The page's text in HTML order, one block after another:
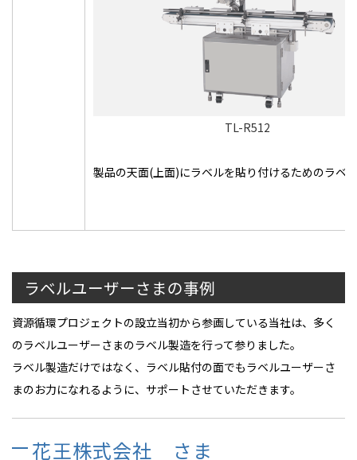
TL-R512
製品の天面(上面)にラベルを貼り付けるためのラベ
ラベルユーザーさまの事例
資源循環プロジェクトの設立当初から参画している当社は、多く
のラベルユーザーさまのラベル製造を行って参りました。
ラベル製造だけではなく、ラベル貼付の面でもラベルユーザーさ
まのお力になれるように、サポートさせていただきます。
花王株式会社 さま